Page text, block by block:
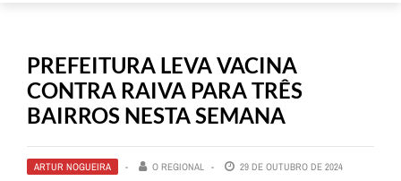
PREFEITURA LEVA VACINA
CONTRA RAIVA PARA TRÊS
BAIRROS NESTA SEMANA
ARTUR NOGUEIRA O REGIONAL 29 DE OUTUBRO DE 2024